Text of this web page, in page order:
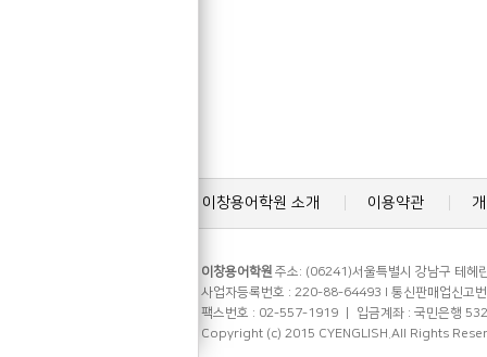
이창용어학원 소개 이용약관
이창용어학원 주소: (06241)서울특별시 강남구 테헤
사업자등록번호 : 220-88-64493 l 통신판매업신고
팩스번호 : 02-557-1919 ㅣ 입금계좌 : 국민은행
Copyright (c) 2015 CYENGLISH.All Rights